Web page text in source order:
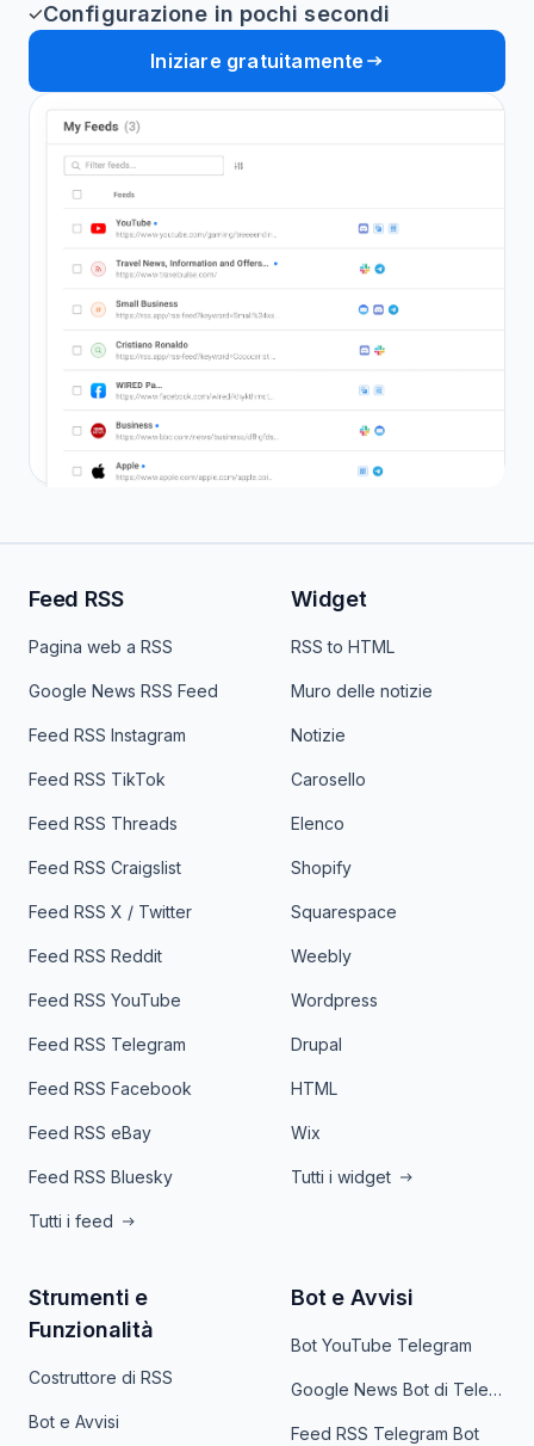
Configurazione in pochi secondi
Iniziare gratuitamente
Feed RSS
Pagina web a RSS
Google News RSS Feed
Feed RSS Instagram
Feed RSS TikTok
Feed RSS Threads
Feed RSS Craigslist
Feed RSS X / Twitter
Feed RSS Reddit
Feed RSS YouTube
Feed RSS Telegram
Feed RSS Facebook
Feed RSS eBay
Feed RSS Bluesky
Tutti i feed
Widget
RSS to HTML
Muro delle notizie
Notizie
Carosello
Elenco
Shopify
Squarespace
Weebly
Wordpress
Drupal
HTML
Wix
Tutti i widget
Strumenti e
Funzionalità
Costruttore di RSS
Bot e Avvisi
Bot e Avvisi
Bot YouTube Telegram
Google News Bot di Telegram
Feed RSS Telegram Bot